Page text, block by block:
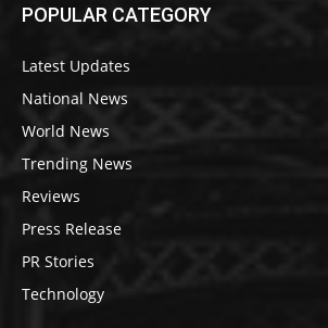
POPULAR CATEGORY
Latest Updates
National News
World News
Trending News
Reviews
Press Release
PR Stories
Technology